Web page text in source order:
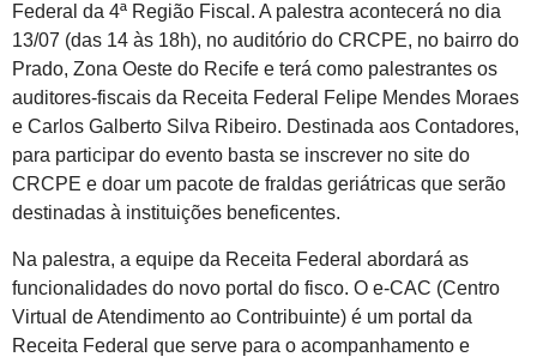
Federal da 4ª Região Fiscal. A palestra acontecerá no dia
13/07 (das 14 às 18h), no auditório do CRCPE, no bairro do
Prado, Zona Oeste do Recife e terá como palestrantes os
auditores-fiscais da Receita Federal Felipe Mendes Moraes
e Carlos Galberto Silva Ribeiro. Destinada aos Contadores,
para participar do evento basta se inscrever no site do
CRCPE e doar um pacote de fraldas geriátricas que serão
destinadas à instituições beneficentes.
Na palestra, a equipe da Receita Federal abordará as
funcionalidades do novo portal do fisco. O e-CAC (Centro
Virtual de Atendimento ao Contribuinte) é um portal da
Receita Federal que serve para o acompanhamento e